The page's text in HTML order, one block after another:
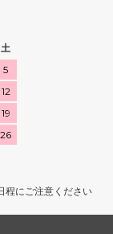
土
5
12
19
26
程にご注意ください